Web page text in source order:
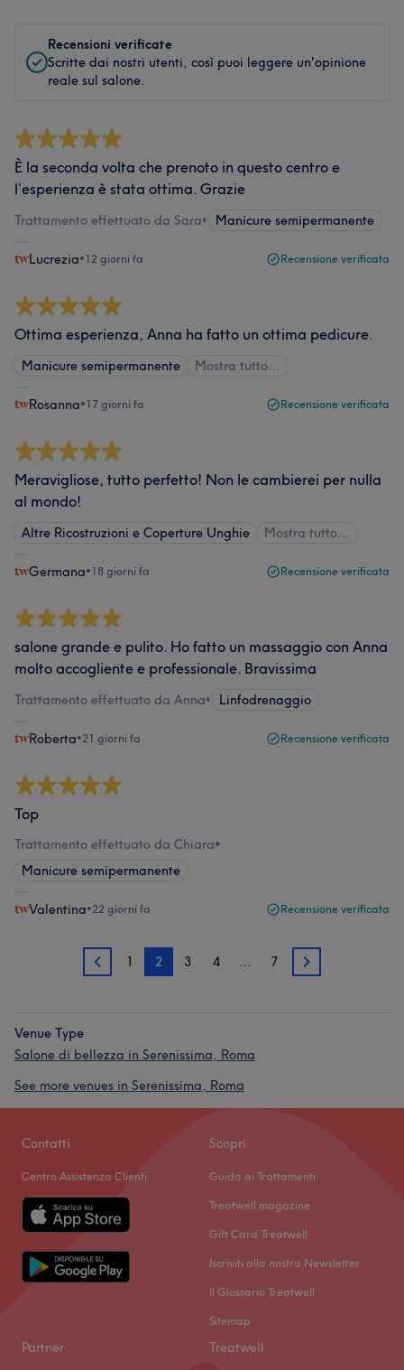
Recensioni verificate
Scritte dai nostri utenti, così puoi leggere un'opinione
reale sul salone.
È la seconda volta che prenoto in questo centro e
l’esperienza è stata ottima. Grazie
Trattamento effettuato da Sara• Manicure semipermanente
Lucrezia•12 giorni fa Recensione verificata
Ottima esperienza, Anna ha fatto un ottima pedicure.
Manicure semipermanente Mostra tutto…
Rosanna•17 giorni fa Recensione verificata
Meravigliose, tutto perfetto! Non le cambierei per nulla
al mondo!
Altre Ricostruzioni e Coperture Unghie Mostra tutto…
Germana•18 giorni fa Recensione verificata
salone grande e pulito. Ho fatto un massaggio con Anna
molto accogliente e professionale. Bravissima
Trattamento effettuato da Anna• Linfodrenaggio
Roberta•21 giorni fa Recensione verificata
Top
Trattamento effettuato da Chiara•
Manicure semipermanente
Valentina•22 giorni fa Recensione verificata
1 1 2 3 4 … 7 3
Venue Type
Salone di bellezza in Serenissima, Roma
See more venues in Serenissima, Roma
Contatti
Centro Assistenza Clienti
Scopri
Guida ai Trattamenti
Treatwell magazine
Gift Card Treatwell
Iscriviti alla nostra Newsletter
Il Glossario Treatwell
Sitemap
Partner Treatwell